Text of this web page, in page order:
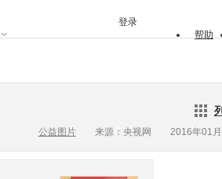
帮助
登录
公益图片来源：央视网 2016年01月